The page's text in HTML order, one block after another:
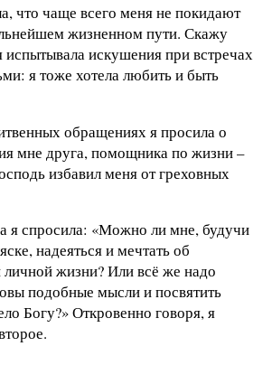
что чаще всего меня не покидают
жизненном пути. Скажу
испытывала искушения при встречах
я тоже хотела любить и быть
обращениях я просила о
мне друга, помощника по жизни –
избавил меня от греховных
я спросила: «Можно ли мне, будучи
надеяться и мечтать об
личной жизни? Или всё же надо
подобные мысли и посвятить
Богу?» Откровенно говоря, я